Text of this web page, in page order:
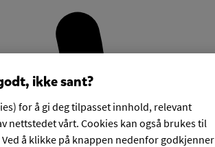
ikke sant?
for å gi deg tilpasset innhold, relevant
nettstedet vårt. Cookies kan også brukes til
å klikke på knappen nedenfor godkjenner